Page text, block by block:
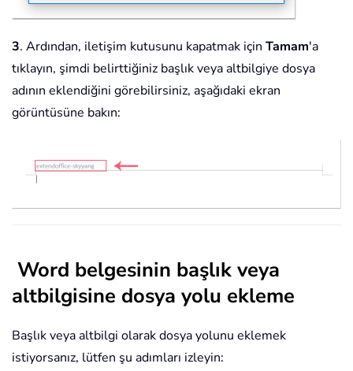
3. Ardından, iletişim kutusunu kapatmak için Tamam'a
tıklayın, şimdi belirttiğiniz başlık veya altbilgiye dosya
adının eklendiğini görebilirsiniz, aşağıdaki ekran
görüntüsüne bakın:
Word belgesinin başlık veya
altbilgisine dosya yolu ekleme
Başlık veya altbilgi olarak dosya yolunu eklemek
istiyorsanız, lütfen şu adımları izleyin: